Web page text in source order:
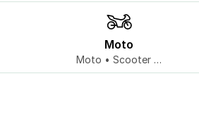
Moto
Moto • Scooter …